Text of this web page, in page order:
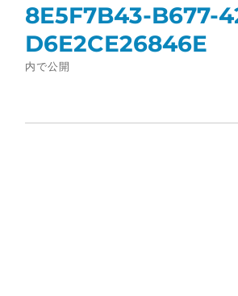
ナ
ビ
ゲ
ョ
8E5F7B43-B677-
D6E2CE26846E
内で公開